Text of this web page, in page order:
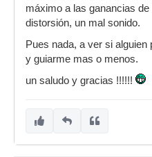
máximo a las ganancias
distorsión, un mal sonido.
Pues nada, a ver si
y guiarme mas o menos.
un saludo y gracias !!!!!!